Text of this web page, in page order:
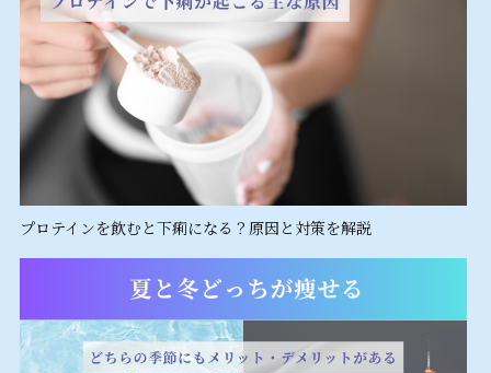
プロテインを飲むと下痢になる？原因と対策を解説